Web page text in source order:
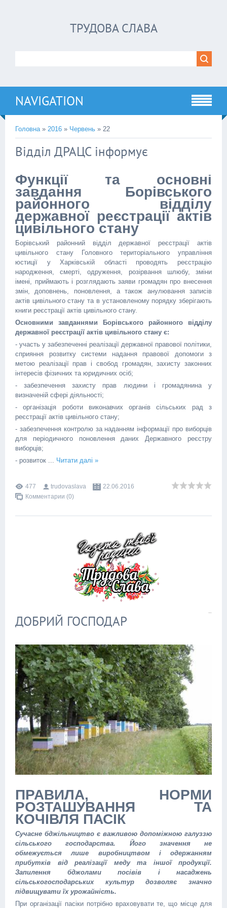
ТРУДОВА СЛАВА
NAVIGATION
Головна» 2016 » Червень » 22
Відділ ДРАЦС інформує
Функції та основні
завдання Борівського
районного відділу
державної реєстрації актів
цивільного стану
Борівський районний відділ державної реєстрації актів
цивільного стану Головного територіального управління
юстиції у Харківській області проводять реєстрацію
народження, смерті, одруження, розірвання шлюбу, зміни
імені, приймають і розглядають заяви громадян про внесення
змін, доповнень, поновлення, а також анулювання записів
актів цивільного стану та в установленому порядку зберігають
книги реєстрації актів цивільного стану.
Основними завданнями Борівського районного відділу
державної реєстрації актів цивільного стану є:
- участь у забезпеченні реалізації державної правової політики,
сприяння розвитку системи надання правової допомоги з
метою реалізації прав і свобод громадян, захисту законних
інтересів фізичних та юридичних осіб;
- забезпечення захисту прав людини і громадянина у
визначеній сфері діяльності;
- організація роботи виконавчих органів сільських рад з
реєстрації актів цивільного стану;
- забезпечення контролю за наданням інформації про виборців
для періодичного поновлення даних Державного реєстру
виборців;
- розвиток ... Читати далі »
477 trudovaslava
22.06.2016
Комментарии (0)
ДОБРИЙ ГОСПОДАР
ПРАВИЛА, НОРМИ
РОЗТАШУВАННЯ ТА
КОЧІВЛЯ ПАСІК
Сучасне бджільництво є важливою допоміжною галуззю
сільського господарства. Його значення не
обмежується лише виробництвом і одержанням
прибутків від реалізації меду та іншої продукції.
Запилення бджолами посівів і насаджень
сільськогосподарських культур дозволяє значно
підвищувати їх урожайність.
При організації пасіки потрібно враховувати те, що місце для